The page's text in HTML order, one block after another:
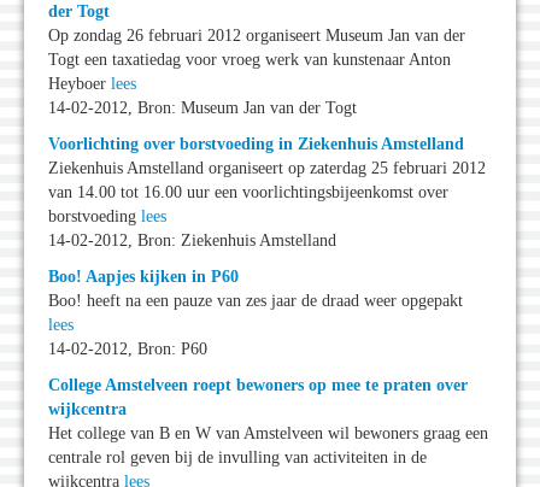
der Togt
Op zondag 26 februari 2012 organiseert Museum Jan van der
Togt een taxatiedag voor vroeg werk van kunstenaar Anton
Heyboer lees
14-02-2012, Bron: Museum Jan van der Togt
Voorlichting over borstvoeding in Ziekenhuis Amstelland
Ziekenhuis Amstelland organiseert op zaterdag 25 februari 2012
van 14.00 tot 16.00 uur een voorlichtingsbijeenkomst over
borstvoeding lees
14-02-2012, Bron: Ziekenhuis Amstelland
Boo! Aapjes kijken in P60
Boo! heeft na een pauze van zes jaar de draad weer opgepakt
lees
14-02-2012, Bron: P60
College Amstelveen roept bewoners op mee te praten over
wijkcentra
Het college van B en W van Amstelveen wil bewoners graag een
centrale rol geven bij de invulling van activiteiten in de
wijkcentra lees